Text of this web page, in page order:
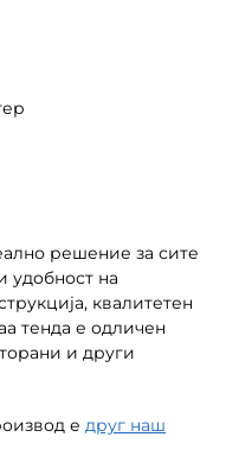
решение за сите
удобност на
квалитетен
тенда е одличен
и други
е друг наш